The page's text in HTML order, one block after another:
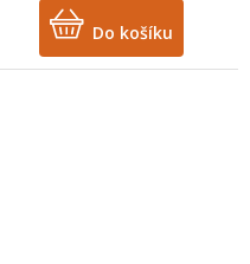
Do košíku